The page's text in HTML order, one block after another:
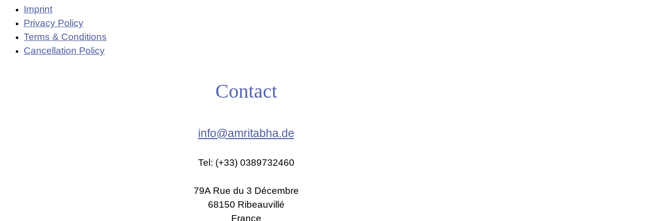
Imprint
Privacy Policy
Terms & Conditions
Cancellation Policy
Contact
info@amritabha.de
Tel: (+33) 0389732460
79A Rue du 3 Décembre
68150 Ribeauvillé
France